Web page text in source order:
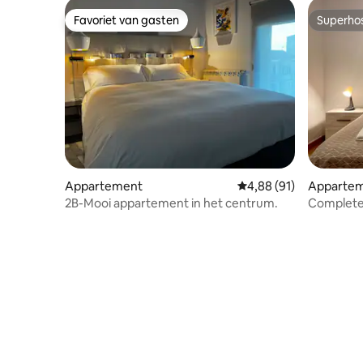
Favoriet van gasten
Favoriet van gasten
Appartement Gemiddelde
4,88 (91)
2B-Mooi appartement in het centrum.